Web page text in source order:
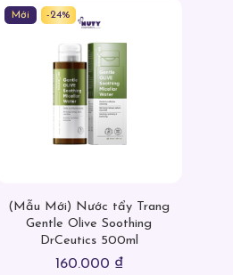
Mới -24%
(Mẫu Mới) Nước tẩy Trang
Gentle Olive Soothing
DrCeutics 500ml
160.000 ₫